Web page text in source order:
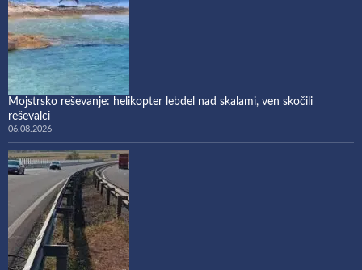
Mojstrsko reševanje: helikopter lebdel nad skalami, ven skočili
reševalci
06.08.2026